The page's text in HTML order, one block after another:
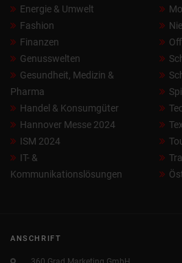
Energie & Umwelt
Fashion
Finanzen
Genusswelten
Gesundheit, Medizin &
Pharma
Handel & Konsumgüter
Hannover Messe 2024
ISM 2024
IT- &
Kommunikationslösungen
ANSCHRIFT